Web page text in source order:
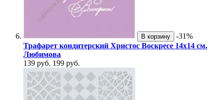
В корзину
-31%
Трафарет кондитерский Христос Воскресе 14х14 см.
Любимова
139 руб. 199 руб.